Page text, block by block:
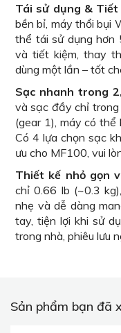
Tái sử dụng & Tiết
bền bỉ, máy thổi bụi
thể tái sử dụng hơn
và tiết kiệm, thay
dùng một lần – tốt
Sạc nhanh trong
và sạc đầy chỉ
(gear 1), máy có
Có 4 lựa chọn sạc
ưu cho MF100, vui
Thiết kế nhỏ gọn
chỉ 0.66 lb (~0.3
nhẹ và dễ dàng
tay, tiện lợi khi sử
trong nhà, phiêu lưu
Sản phẩm bạn đã